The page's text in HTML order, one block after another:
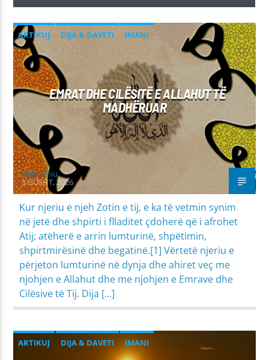
ARTIKUJ DIJA & DAVETI IMANI
EMRAT DHE CILËSITË E ALLAHUT TË
MADHËRUAR
Irfan Jahiu
5 GUSHT, 2026
Kur njeriu e njeh Zotin e tij, e ka të vetmin synim
në jetë dhe shpirti i flladitet çdoherë që i afrohet
Atij; atëherë e arrin lumturinë, shpëtimin,
shpirtmirësinë dhe begatinë.[1] Vërtetë njeriu e
përjeton lumturinë në dynja dhe ahiret veç me
njohjen e Allahut dhe me njohjen e Emrave dhe
Cilësive të Tij. Dija […]
ARTIKUJ DIJA & DAVETI IMANI